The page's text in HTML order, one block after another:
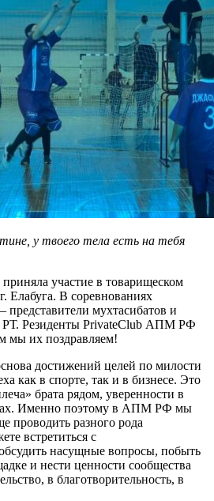
у твоего тела есть на тебя
приняла участие в товарищеском
Елабуга. В соревнованиях
представители мухтасибатов и
РТ. Резиденты PrivateClub АПМ РФ
мы их поздравляем!
достижений целей по милости
как в спорте, так и в бизнесе. Это
брата рядом, уверенности в
Именно поэтому в АПМ РФ мы
проводить разного рода
встретиться с
насущные вопросы, побыть
и нести ценности сообщества
в благотворительность, в